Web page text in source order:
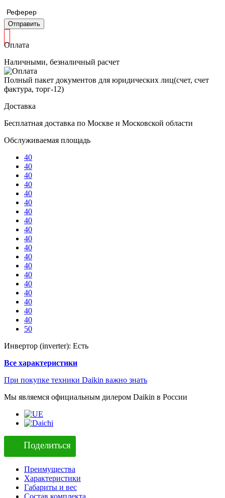
Реферер
Отправить
Оплата
Наличными, безналичный расчет
Полный пакет документов для юридических лиц(счет, счет
фактура, торг-12)
Доставка
Бесплатная доставка по Москве и Московской области
Обслуживаемая площадь
40
40
40
40
40
40
40
40
40
40
40
40
40
40
40
40
40
40
40
50
Инвертор (inverter): Есть
Все характеристики
При покупке техники Daikin важно знать
Мы являемся официальным дилером Daikin в России
Поделиться
Преимущества
Характеристики
Габариты и вес
Состав комплекта